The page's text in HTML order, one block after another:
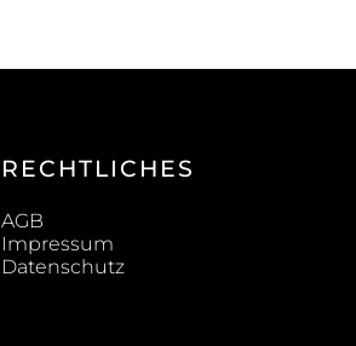
RECHTLICHES
AGB
Impressum
Datenschutz